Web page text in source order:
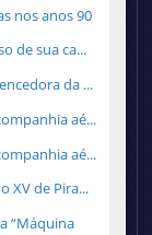
nos anos 90
de sua ca...
da ...
aé...
aé...
XV de Pira...
“Máquina